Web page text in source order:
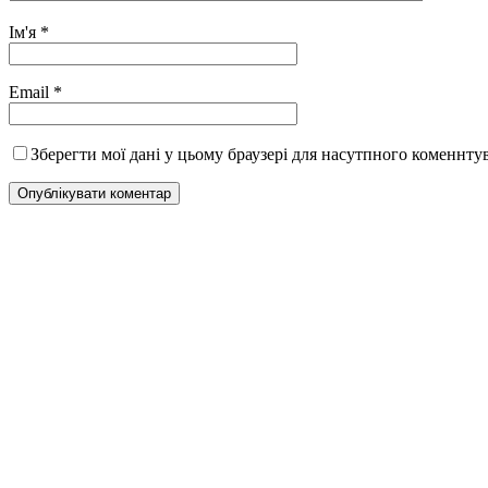
Ім'я *
Email *
Зберегти мої дані у цьому браузері для насутпного